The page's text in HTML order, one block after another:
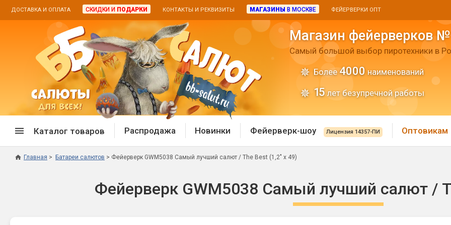
ДОСТАВКА И ОПЛАТА СКИДКИ И ПОДАРКИ КОНТАКТЫ И РЕКВИЗИТЫ МАГАЗИНЫ В МОСКВЕ ФЕЙЕРВЕРКИ ОПТ
Магазин фейерверков
Самый большой выбор пиротехники в
Более 4000 наименований
15 лет безупречной работы
Каталог товаров
Распродажа фейерверков
Дневные батареи
Хлопушки и
Распродажа Новинки Фейерверк-шоу Лицензия 14357-ПИ Оптовикам
Главная Батареи салютов Фейерверк GWM5038 Самый лучший салют / The Best (1,2" х 49)
Фейерверк GWM5038 Самый лучший салют /